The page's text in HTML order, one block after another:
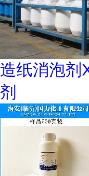
造纸消泡剂
剂